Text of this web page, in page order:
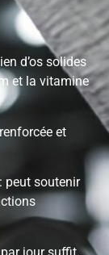
d’os solides
et la vitamine
et
: peut soutenir
jour suffit.